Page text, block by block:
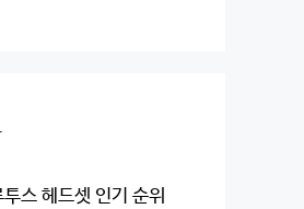
스 헤드셋 인기 순위